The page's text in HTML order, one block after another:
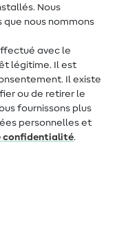
Nous
nous nommons
avec le
légitime. Il est
Il existe
ou de retirer le
fournissons plus
personnelles et
confidentialité.